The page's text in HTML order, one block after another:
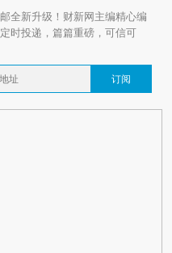
全新升级！财新网主编精心编
时投递，篇篇重磅，可信可
订阅